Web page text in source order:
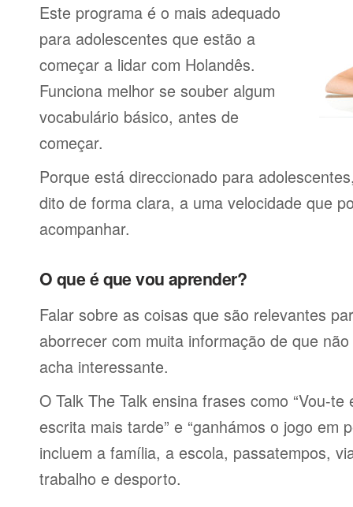
Este programa é o mais adequado
para adolescentes que estão a
começar a lidar com Holandês.
Funciona melhor se souber algum
vocabulário básico, antes de
começar.
Porque está direccionado para
dito de forma clara, a uma velocidade que
acompanhar.
O que é que vou aprender?
Falar sobre as coisas que são relevantes
aborrecer com muita informação de que
acha interessante.
O Talk The Talk ensina frases como “Vou-
escrita mais tarde” e “ganhámos o jogo em
incluem a família, a escola, passatempos,
trabalho e desporto.